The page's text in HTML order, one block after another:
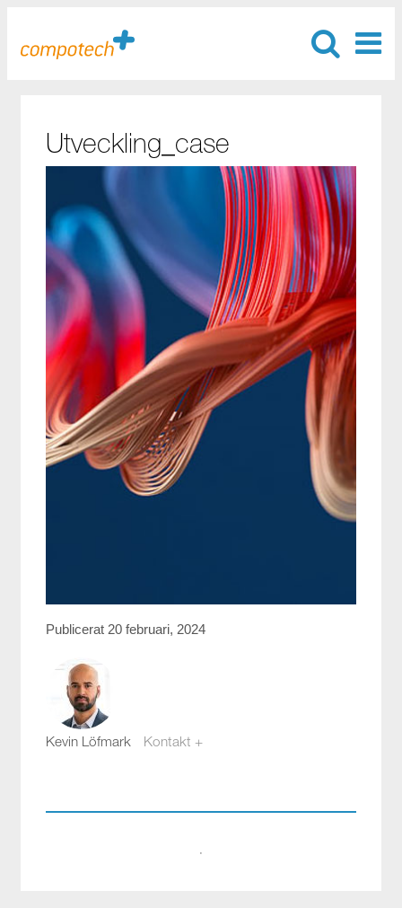
Utveckling_case
Publicerat 20 februari, 2024
Kevin Löfmark Kontakt +
·